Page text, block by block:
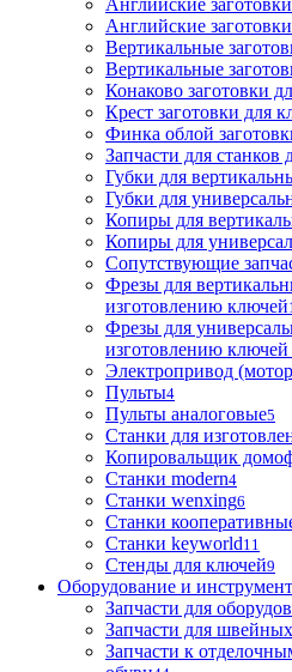
Английские
Английские
Вертикальные
Вертикальные
Конаково заготовки
Крест заготовки для
Финка облой
Запчасти для станков
Губки для
Губки для
Копиры для
Копиры для
Сопутствующие
Фрезы для
изготовлению ключей
Фрезы для
изготовлению ключей
Электропривод
Пульты4
Пульты аналоговые5
Станки для
Копировальщик
Станки modern4
Станки wenxing6
Станки
Станки keyworld11
Стенды для ключей9
Оборудование и
Запчасти для
Запчасти для
Запчасти к